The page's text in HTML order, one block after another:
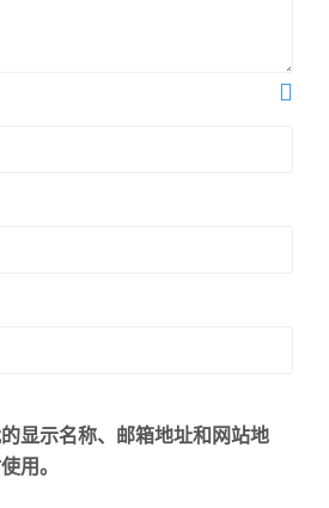
显示名称、邮箱地址和网站地
用。